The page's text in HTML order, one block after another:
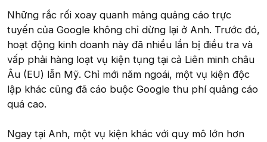
Những rắc rối xoay quanh mảng quảng cáo trực
tuyến của Google không chỉ dừng lại ở Anh. Trước đó,
hoạt động kinh doanh này đã nhiều lần bị điều tra và
vấp phải hàng loạt vụ kiện tụng tại cả Liên minh châu
Âu (EU) lẫn Mỹ. Chỉ mới năm ngoái, một vụ kiện độc
lập khác cũng đã cáo buộc Google thu phí quảng cáo
quá cao.
Ngay tại Anh, một vụ kiện khác với quy mô lớn hơn